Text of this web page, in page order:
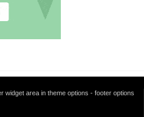
widget area in theme options - footer options